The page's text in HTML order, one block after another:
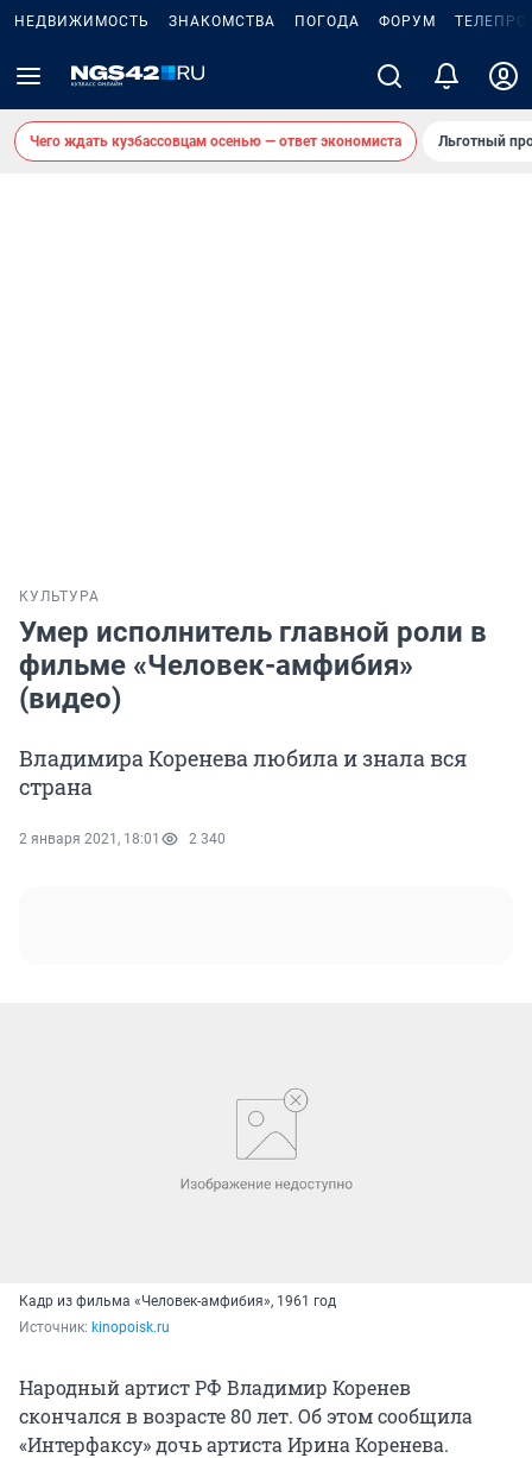
НЕДВИЖИМОСТЬ ЗНАКОМСТВА ПОГОДА ФОРУМ
Чего ждать кузбассовцам осенью — ответ экономиста Льготный
КУЛЬТУРА
Умер исполнитель главной роли в
фильме «Человек-амфибия»
(видео)
Владимира Коренева любила и знала вся
страна
2 января 2021, 18:01 2 340
Кадр из фильма «Человек-амфибия», 1961 год
Источник: kinopoisk.ru
Народный артист РФ Владимир Коренев
скончался в возрасте 80 лет. Об этом сообщила
«Интерфаксу» дочь артиста Ирина Коренева.